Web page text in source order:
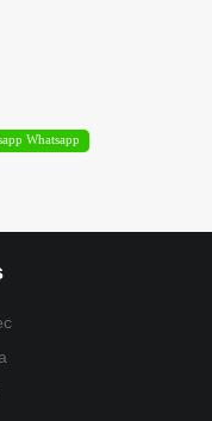
Whatsapp